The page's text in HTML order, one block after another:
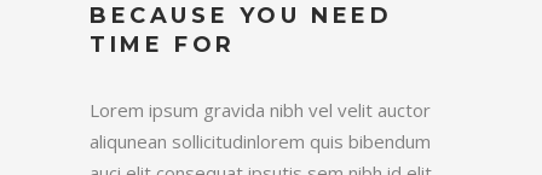
BECAUSE YOU NEED
TIME FOR
Lorem ipsum gravida nibh vel velit auctor
aliqunean sollicitudinlorem quis bibendum